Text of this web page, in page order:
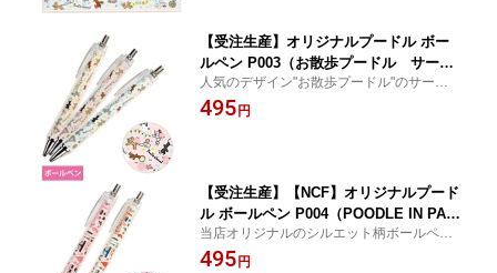
【受注生産】オリジナルプードル ボー
ルペン P003（お散歩プードル サーカ
ス） プードル ボールペン オーナグッ
ズ オーナー雑貨 文具 ボールペン ステ
人気のデザイン"お散歩プードル"のサーカス
柄ボールペンです。【ドッグ 犬グッズ 雑貨
プードル】
495円
【受注生産】【NCF】オリジナルプード
ル ボールペン P004（POODLE IN PARI
S シルエット） プードル ボールペン
オーナグッズ オーナー雑貨 文具 ボール
当店オリジナルのシルエット柄ボールペン
です。【ドッグ 犬グッズ 雑貨 プードル】
495円